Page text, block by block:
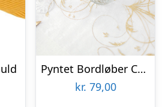
Pyntet Bordløber Creme
kr. 79,00